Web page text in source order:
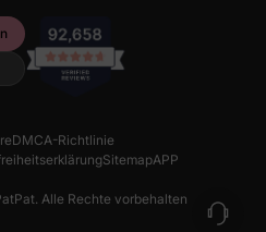
DMCA-Richtlinie
SitemapAPP
. Alle Rechte vorbehalten